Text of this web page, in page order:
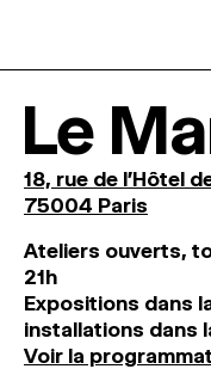
Le
18, rue de l'Hôtel
75004 Paris
Ateliers ouverts,
21h
Expositions dans
installations dans
Voir la